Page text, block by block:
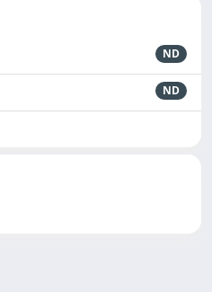
ND
ND